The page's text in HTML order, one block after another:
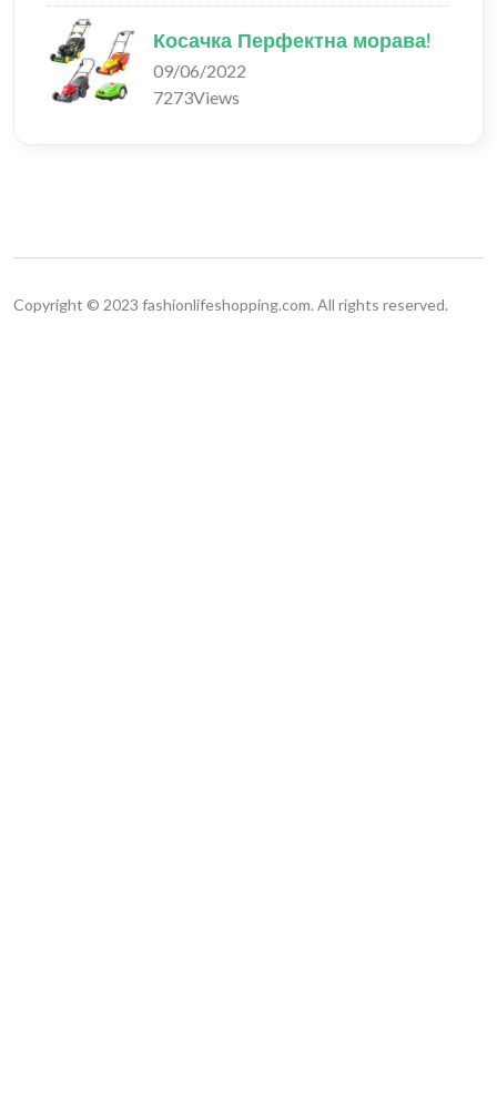
Косачка Перфектна морава!
09/06/2022
7273Views
Copyright © 2023 fashionlifeshopping.com. All rights reserved.